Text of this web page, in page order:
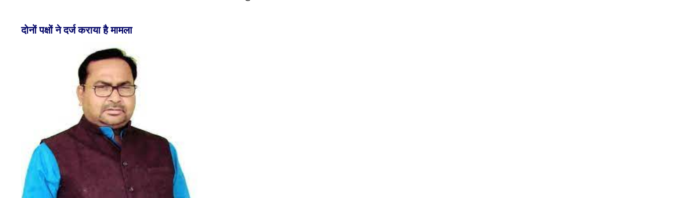
दोनों पक्षों ने दर्ज कराया है मामला